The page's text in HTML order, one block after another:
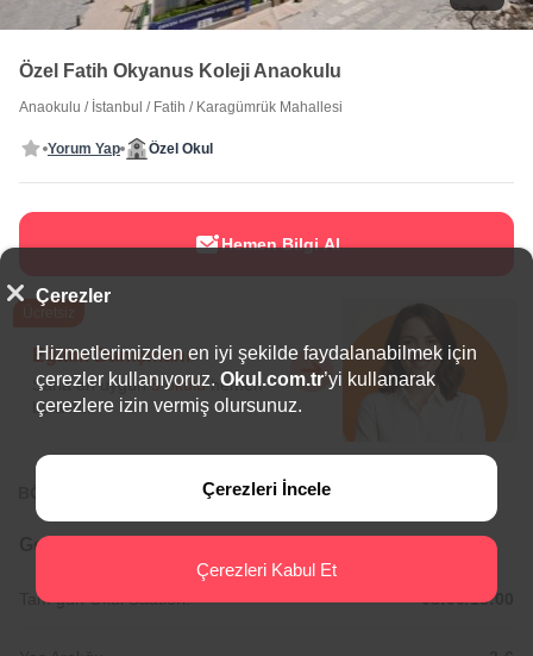
Özel Fatih Okyanus Koleji Anaokulu
Anaokulu / İstanbul / Fatih / Karagümrük Mahallesi
Yorum Yap Özel Okul
Hemen Bilgi Al
Eğitim Danışmanı
Sana en uygun5 okuluhemen
bulalım.
BÖLGEDE ÖNE ÇIKAN OKULLAR
Genel Bilgiler
Tam gün Okul Saatleri: 08:00/18:00
Çerezler
Hizmetlerimizden en iyi şekilde faydalanabilmek için
çerezler kullanıyoruz. Okul.com.tr’yi kullanarak
çerezlere izin vermiş olursunuz.
Çerezleri İncele
Çerezleri Kabul Et